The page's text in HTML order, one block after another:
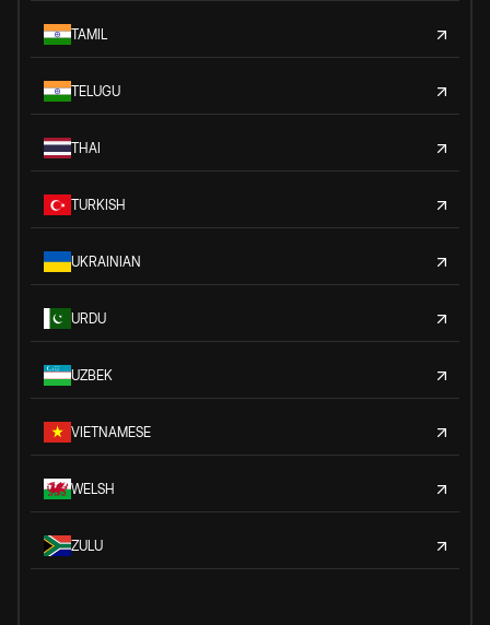
TAMIL
TELUGU
THAI
TURKISH
UKRAINIAN
URDU
UZBEK
VIETNAMESE
WELSH
ZULU